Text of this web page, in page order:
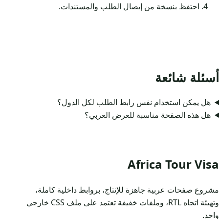
احتفظ بنسخة من إيصال الطلب والمستندات.
أسئلة شائعة
هل يمكن استخدام نفس رابط الطلب لكل الدول؟
هل هذه الصفحة مناسبة للعرض العربي؟
Africa Tour Visa
مشروع صفحات عربية جاهزة للإنتاج، بروابط داخلية كاملة،
وتهيئة اتجاه RTL، وملفات خفيفة تعتمد على ملف CSS خارجي
واحد.